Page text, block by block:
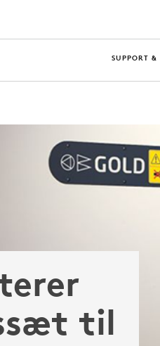
SUPPORT &
til